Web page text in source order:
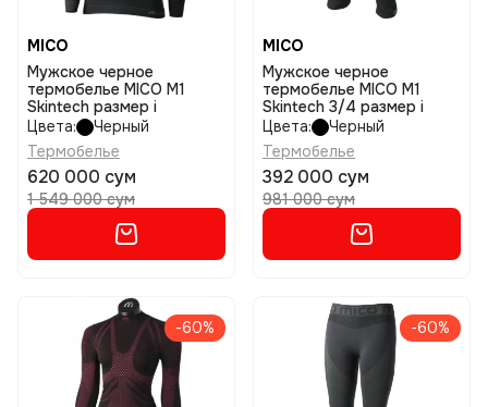
MICO
Мужское черное
термобелье MICO M1
Skintech размер i
Цвета:
Черный
Термобелье
620 000 сум
1 549 000 сум
MICO
Мужское черное
термобелье MICO M1
Skintech 3/4 размер i
Цвета:
Черный
Термобелье
392 000 сум
981 000 сум
-60% -60%